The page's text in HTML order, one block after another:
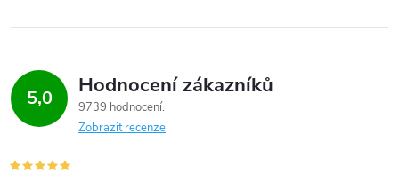
5,0 Hodnocení zákazníků
9739 hodnocení
Zobrazit recenze